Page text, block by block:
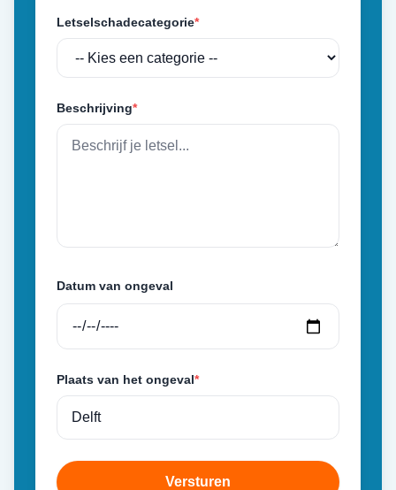
Letselschadecategorie*
Beschrijving*
Datum van ongeval
Plaats van het ongeval*
Versturen